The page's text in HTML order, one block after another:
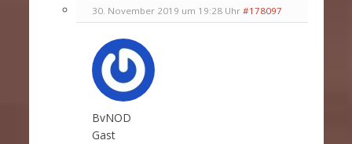
30. November 2019 um 19:28 Uhr #178097
BvNOD
Gast